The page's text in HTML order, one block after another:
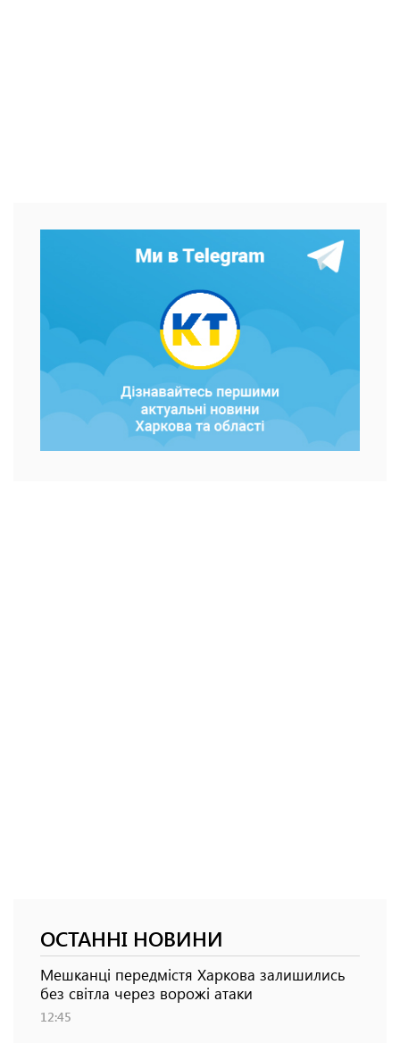
ОСТАННІ НОВИНИ
Мешканці передмістя Харкова залишились
без світла через ворожі атаки
12:45